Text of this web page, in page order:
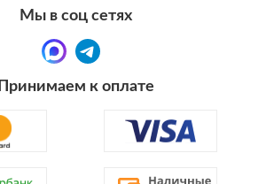
Мы в соц сетях
Принимаем к оплате